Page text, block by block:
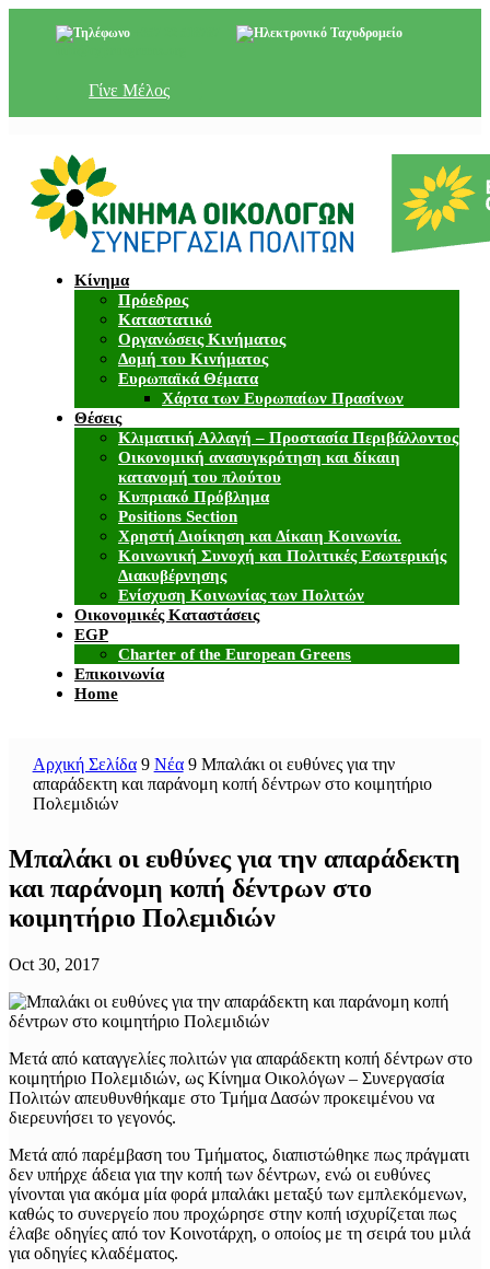
Γίνε Μέλος
Κίνημα
Πρόεδρος
Καταστατικό
Οργανώσεις Κινήματος
Δομή του Κινήματος
Ευρωπαϊκά Θέματα
Χάρτα των Ευρωπαίων Πρασίνων
Θέσεις
Κλιματική Αλλαγή – Προστασία Περιβάλλοντος
Οικονομική ανασυγκρότηση και δίκαιη
κατανομή του πλούτου
Κυπριακό Πρόβλημα
Positions Section
Χρηστή Διοίκηση και Δίκαιη Κοινωνία.
Κοινωνική Συνοχή και Πολιτικές Εσωτερικής
Διακυβέρνησης
Ενίσχυση Κοινωνίας των Πολιτών
Οικονομικές Καταστάσεις
EGP
Charter of the European Greens
Επικοινωνία
Home
Αρχική Σελίδα 9 Νέα 9 Μπαλάκι οι ευθύνες για την
απαράδεκτη και παράνομη κοπή δέντρων στο κοιμητήριο
Πολεμιδιών
Μπαλάκι οι ευθύνες για την απαράδεκτη
και παράνομη κοπή δέντρων στο
κοιμητήριο Πολεμιδιών
Oct 30, 2017
Μετά από καταγγελίες πολιτών για απαράδεκτη κοπή δέντρων στο
κοιμητήριο Πολεμιδιών, ως Κίνημα Οικολόγων – Συνεργασία
Πολιτών απευθυνθήκαμε στο Τμήμα Δασών προκειμένου να
διερευνήσει το γεγονός.
Μετά από παρέμβαση του Τμήματος, διαπιστώθηκε πως πράγματι
δεν υπήρχε άδεια για την κοπή των δέντρων, ενώ οι ευθύνες
γίνονται για ακόμα μία φορά μπαλάκι μεταξύ των εμπλεκόμενων,
καθώς το συνεργείο που προχώρησε στην κοπή ισχυρίζεται πως
έλαβε οδηγίες από τον Κοινοτάρχη, ο οποίος με τη σειρά του μιλά
για οδηγίες κλαδέματος.